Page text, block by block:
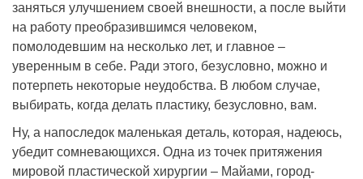
заняться улучшением своей внешности, а после выйти
на работу преобразившимся человеком,
помолодевшим на несколько лет, и главное –
уверенным в себе. Ради этого, безусловно, можно и
потерпеть некоторые неудобства. В любом случае,
выбирать, когда делать пластику, безусловно, вам.
Ну, а напоследок маленькая деталь, которая, надеюсь,
убедит сомневающихся. Одна из точек притяжения
мировой пластической хирургии – Майами, город-